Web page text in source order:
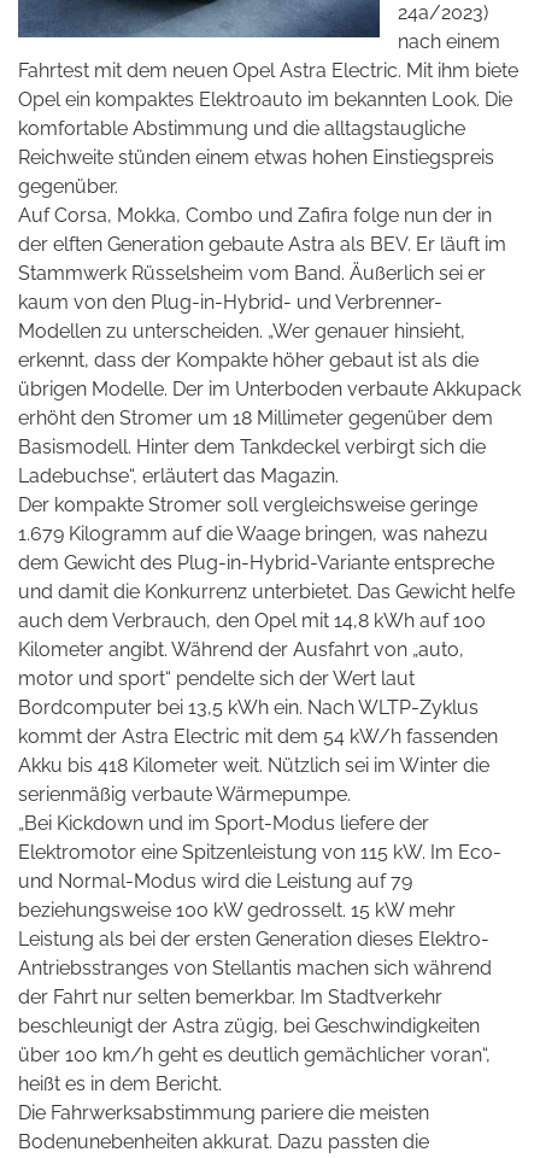
24a/2023)
nach einem
Fahrtest mit dem neuen Opel Astra Electric. Mit ihm biete
Opel ein kompaktes Elektroauto im bekannten Look. Die
komfortable Abstimmung und die alltagstaugliche
Reichweite stünden einem etwas hohen Einstiegspreis
gegenüber.
Auf Corsa, Mokka, Combo und Zafira folge nun der in
der elften Generation gebaute Astra als BEV. Er läuft im
Stammwerk Rüsselsheim vom Band. Äußerlich sei er
kaum von den Plug-in-Hybrid- und Verbrenner-
Modellen zu unterscheiden. „Wer genauer hinsieht,
erkennt, dass der Kompakte höher gebaut ist als die
übrigen Modelle. Der im Unterboden verbaute Akkupack
erhöht den Stromer um 18 Millimeter gegenüber dem
Basismodell. Hinter dem Tankdeckel verbirgt sich die
Ladebuchse“, erläutert das Magazin.
Der kompakte Stromer soll vergleichsweise geringe
1.679 Kilogramm auf die Waage bringen, was nahezu
dem Gewicht des Plug-in-Hybrid-Variante entspreche
und damit die Konkurrenz unterbietet. Das Gewicht helfe
auch dem Verbrauch, den Opel mit 14,8 kWh auf 100
Kilometer angibt. Während der Ausfahrt von „auto,
motor und sport“ pendelte sich der Wert laut
Bordcomputer bei 13,5 kWh ein. Nach WLTP-Zyklus
kommt der Astra Electric mit dem 54 kW/h fassenden
Akku bis 418 Kilometer weit. Nützlich sei im Winter die
serienmäßig verbaute Wärmepumpe.
„Bei Kickdown und im Sport-Modus liefere der
Elektromotor eine Spitzenleistung von 115 kW. Im Eco-
und Normal-Modus wird die Leistung auf 79
beziehungsweise 100 kW gedrosselt. 15 kW mehr
Leistung als bei der ersten Generation dieses Elektro-
Antriebsstranges von Stellantis machen sich während
der Fahrt nur selten bemerkbar. Im Stadtverkehr
beschleunigt der Astra zügig, bei Geschwindigkeiten
über 100 km/h geht es deutlich gemächlicher voran“,
heißt es in dem Bericht.
Die Fahrwerksabstimmung pariere die meisten
Bodenunebenheiten akkurat. Dazu passten die